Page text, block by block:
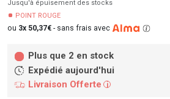
Jusqu'à épuisement des stocks
POINT ROUGE
ou 3x 50,37€ - sans frais avec
Plus que 2 en stock
Expédié aujourd'hui
Livraison Offerte
i